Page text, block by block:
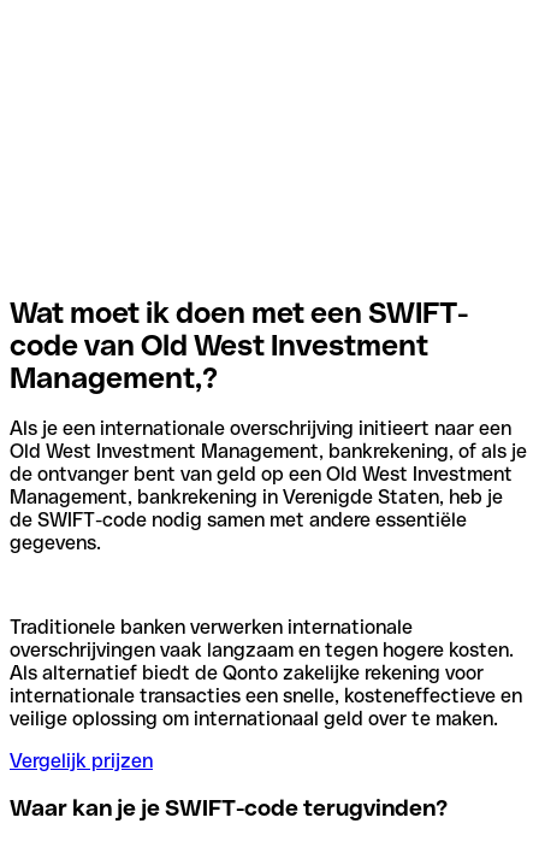
Wat moet ik doen met een SWIFT-
code van Old West Investment
Management,?
Als je een internationale overschrijving initieert naar een
Old West Investment Management, bankrekening, of als je
de ontvanger bent van geld op een Old West Investment
Management, bankrekening in Verenigde Staten, heb je
de SWIFT-code nodig samen met andere essentiële
gegevens.
Traditionele banken verwerken internationale
overschrijvingen vaak langzaam en tegen hogere kosten.
Als alternatief biedt de Qonto zakelijke rekening voor
internationale transacties een snelle, kosteneffectieve en
veilige oplossing om internationaal geld over te maken.
Vergelijk prijzen
Waar kan je je SWIFT-code terugvinden?